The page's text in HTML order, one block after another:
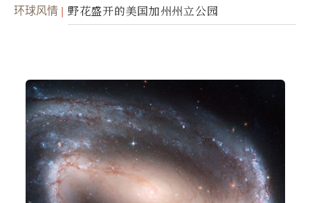
环球风情 野花盛开的美国加州州立公园